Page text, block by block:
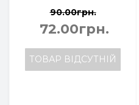
90.00грн.
72.00грн.
ТОВАР ВІДСУТНІЙ